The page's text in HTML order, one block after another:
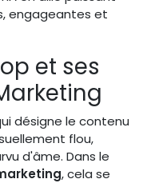
engageantes et
et ses
désigne le contenu
flou,
d'âme. Dans le
, cela se